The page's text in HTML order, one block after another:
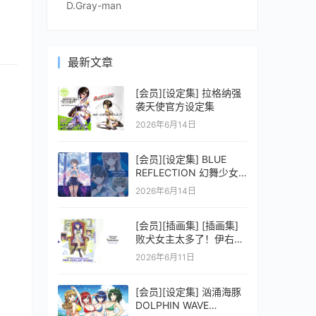
D.Gray-man
最新文章
[会员][设定集] 拉格纳强
袭天使官方设定集
2026年6月14日
[会员][设定集] BLUE
REFLECTION 幻舞少女
之剑公式ビジュアルコレ
2026年6月14日
[会员][插画集] [插画集]
败犬女主太多了！伊右群
ARTWORKS
2026年6月11日
[会员][设定集] 汹涌海豚
DOLPHIN WAVE